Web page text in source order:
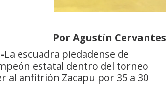
Por Agustín Cervantes
La escuadra piedadense de
estatal dentro del torneo
al anfitrión Zacapu por 35 a 30